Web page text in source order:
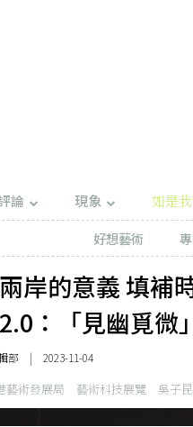
論 現象 如是
好想藝術
岸的意義 填
：「見幽覓微」
部 | 2023-11-04
藝術發展局 藝術科技展覽 吳子昆